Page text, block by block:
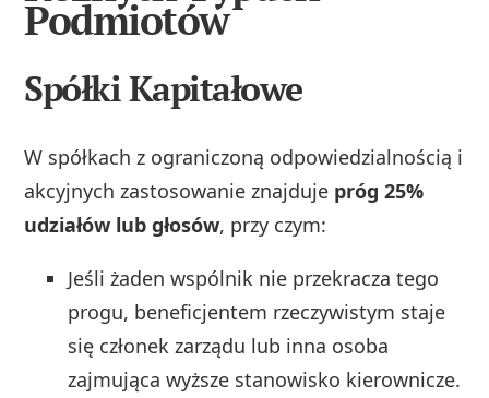
Podmiotów
Spółki Kapitałowe
W spółkach z ograniczoną odpowiedzialnością i
akcyjnych zastosowanie znajduje próg 25%
udziałów lub głosów, przy czym:
Jeśli żaden wspólnik nie przekracza tego
progu, beneficjentem rzeczywistym staje
się członek zarządu lub inna osoba
zajmująca wyższe stanowisko kierownicze.